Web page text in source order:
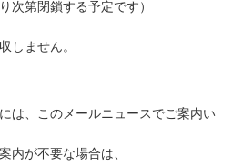
次第閉鎖する予定です）
しません。
は、
このメールニュースでご案内い
内が不要な場合は、